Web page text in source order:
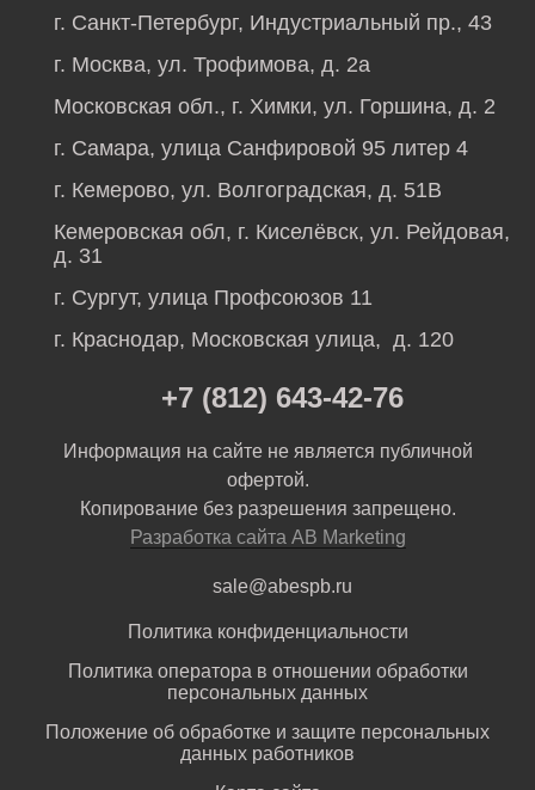
г. Санкт-Петербург, Индустриальный пр., 43
г. Москва, ул. Трофимова, д. 2а
Московская обл., г. Химки, ул. Горшина, д. 2
г. Самара, улица Санфировой 95 литер 4
г. Кемерово, ул. Волгоградская, д. 51В
Кемеровская обл, г. Киселёвск, ул. Рейдовая,
д. 31
г. Сургут, улица Профсоюзов 11
г. Краснодар, Московская улица, д. 120
+7 (812) 643-42-76
Информация на сайте не является публичной
офертой.
Копирование без разрешения запрещено.
Разработка сайта AB Marketing
sale@abespb.ru
Политика конфиденциальности
Политика оператора в отношении обработки
персональных данных
Положение об обработке и защите персональных
данных работников